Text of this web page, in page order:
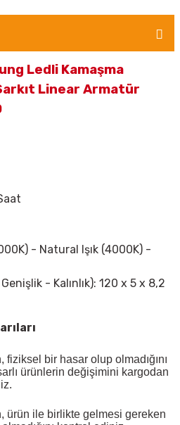
Ledli Kamaşma
Linear Armatür
- Natural Işık (4000K) -
- Kalınlık): 120 x 5 x 8,2
bir hasar olup olmadığını
ürünlerin değişimini kargodan
ürün ile birlikte gelmesi gereken